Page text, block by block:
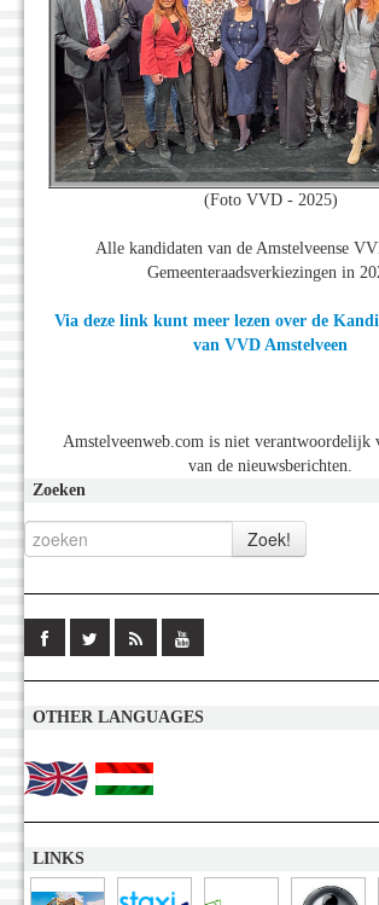
(Foto VVD - 2025)
Alle kandidaten van de Amstelveense
Gemeenteraadsverkiezingen in
Via deze link kunt meer lezen over de
van VVD Amstelveen
Amstelveenweb.com is niet verantwoordelijk
van de nieuwsberichten.
Zoeken
OTHER LANGUAGES
LINKS